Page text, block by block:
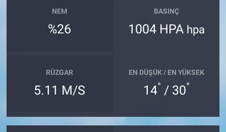
NEM
%26
BASINÇ
1004 HPA hpa
RÜZGAR
5.11 M/S
EN DÜŞÜK / EN YÜKSEK
14° / 30°